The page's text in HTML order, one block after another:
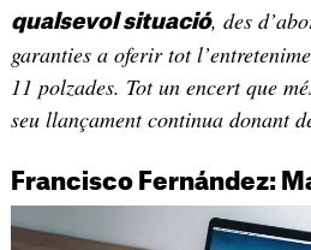
qualsevol situació, des
garanties a oferir tot
11 polzades. Tot un encert que
seu llançament continua donant
Francisco Fernández: